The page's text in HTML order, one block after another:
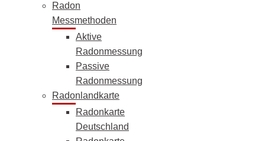
Radon
Messmethoden
Aktive
Radonmessung
Passive
Radonmessung
Radonlandkarte
Radonkarte
Deutschland